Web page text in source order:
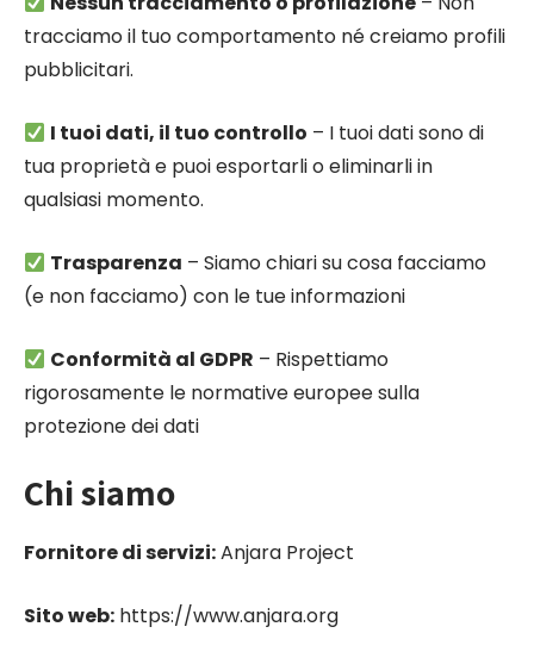
tracciamo il tuo comportamento né creiamo profili
pubblicitari.
I tuoi dati, il tuo controllo – I tuoi dati sono di
tua proprietà e puoi esportarli o eliminarli in
qualsiasi momento.
Trasparenza – Siamo chiari su cosa facciamo
(e non facciamo) con le tue informazioni
Conformità al GDPR – Rispettiamo
rigorosamente le normative europee sulla
protezione dei dati
Chi siamo
Fornitore di servizi:Anjara Project
Sito web: https://www.anjara.org